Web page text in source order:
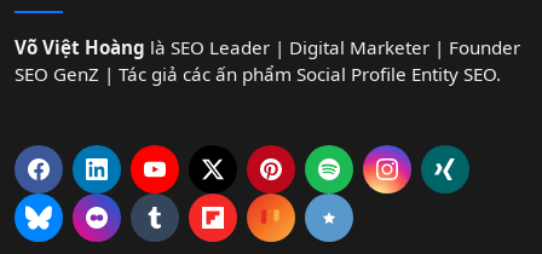
Võ Việt Hoàng là SEO Leader | Digital Marketer | Founder
SEO GenZ | Tác giả các ấn phẩm Social Profile Entity SEO.